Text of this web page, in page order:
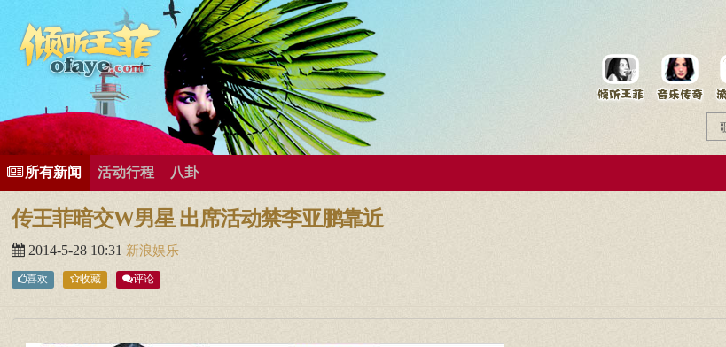
有歌曲专辑
王菲新闻王菲的精美图片王菲精彩视频王菲论坛给王菲留言用户中心王菲资料档案
所有新闻 活动行程 八卦
传王菲暗交W男星 出席活动禁李亚鹏靠近
2014-5-28 10:31 新浪娱乐
喜欢 收藏 评论